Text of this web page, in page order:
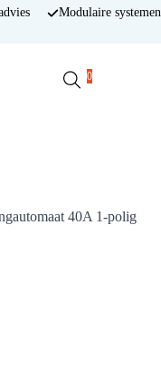
Modulaire systemen
0
40A 1-polig